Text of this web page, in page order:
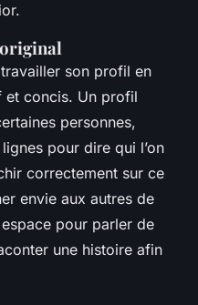
son profil en
concis. Un profil
personnes,
pour dire qui l’on
correctement sur ce
envie aux autres de
pour parler de
une histoire afin